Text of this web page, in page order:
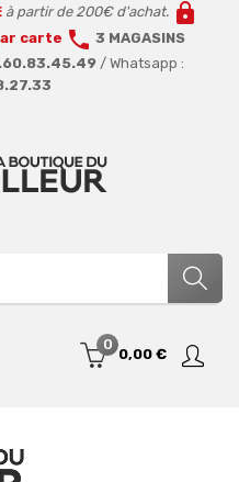
à partir de 200€ d'achat. lock
carte call 3 MAGASINS
/ Whatsapp :
0
0,00 €